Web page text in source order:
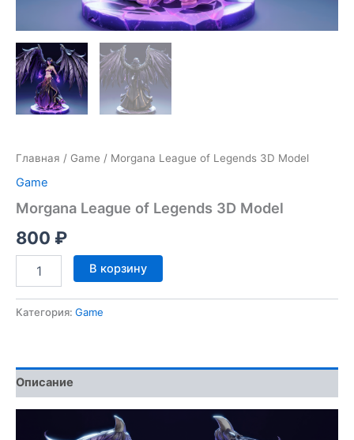
Главная / Game / Morgana League of Legends 3D Model
Game
Morgana League of Legends 3D Model
800 ₽
Количество
товара
League
Model
В корзину
Категория: Game
Описание